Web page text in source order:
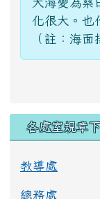
大海變為桑
化很大。也
（註：海
各處室規章
教導處
總務處